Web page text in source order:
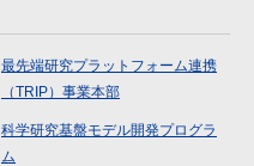
最先端研究プラットフォーム連携
（TRIP）事業本部
科学研究基盤モデル開発プログラ
ム